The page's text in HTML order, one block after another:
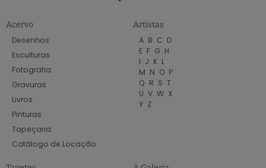
Acervo
Desenhos
Esculturas
Fotografia
Gravuras
Livros
Pinturas
Tapeçaria
Catálogo de Locação
Artistas
A B C D
E F G H
I J K L
M N O P
Q R S T
U V W X
Y Z